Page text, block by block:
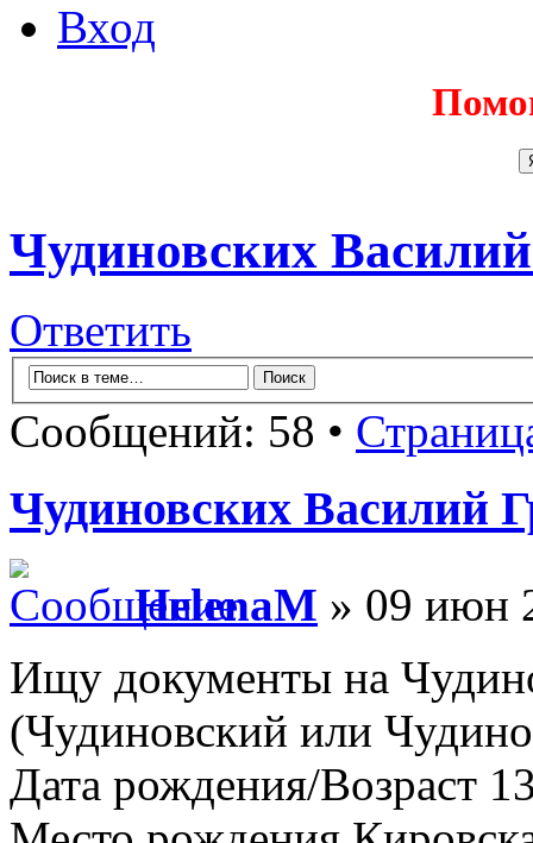
Вход
Чудиновских
Ответить
Сообщений: 58 •
Чудиновских Василий
HelenaM » 09 июн
Ищу документы на
(Чудиновский или
Дата рождения/Возраст